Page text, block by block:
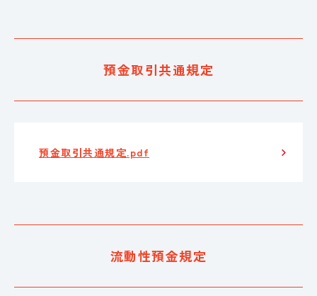
預金取引共通規定
預金取引共通規定.pdf
流動性預金規定